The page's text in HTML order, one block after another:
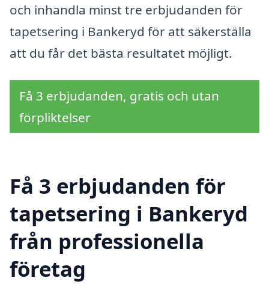
och inhandla minst tre erbjudanden för
tapetsering i Bankeryd för att säkerställa
att du får det bästa resultatet möjligt.
Få 3 erbjudanden, gratis och utan
förpliktelser
Få 3 erbjudanden för
tapetsering i Bankeryd
från professionella
företag